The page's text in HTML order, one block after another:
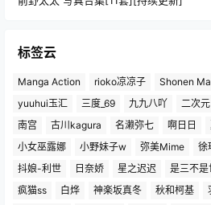
标签云
Manga Action rioko凉凉子 Shonen
yuuhui玉汇
三度_69 九九八吖 二次元
南宫
古川kagura 名濑弥七 啊日日
小女巫露娜
小野妹子w 弥美Mime 徐
抖娘-利世
日奈娇 星之迟迟 是三不
疯猫ss
白烨 神楽坂真冬 秋和柯基